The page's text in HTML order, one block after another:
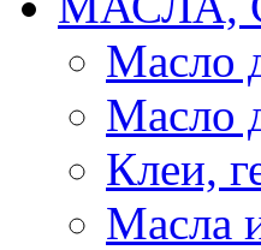
Масло
Масло
Клеи,
Масла